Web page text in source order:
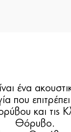
ένα
που
και τις
Θόρυβο.